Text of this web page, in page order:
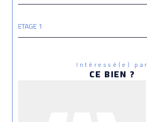
ETAGE 1
Intéressé(e) par
CE BIEN ?